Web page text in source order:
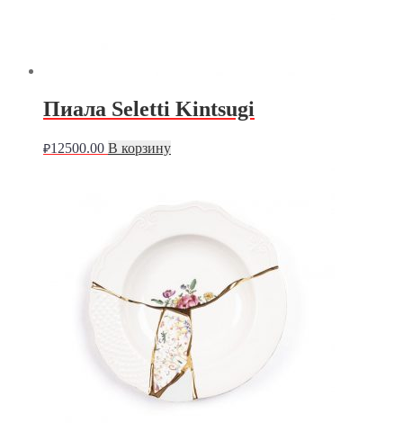
Пиала Seletti Kintsugi
₽12500.00 В корзину